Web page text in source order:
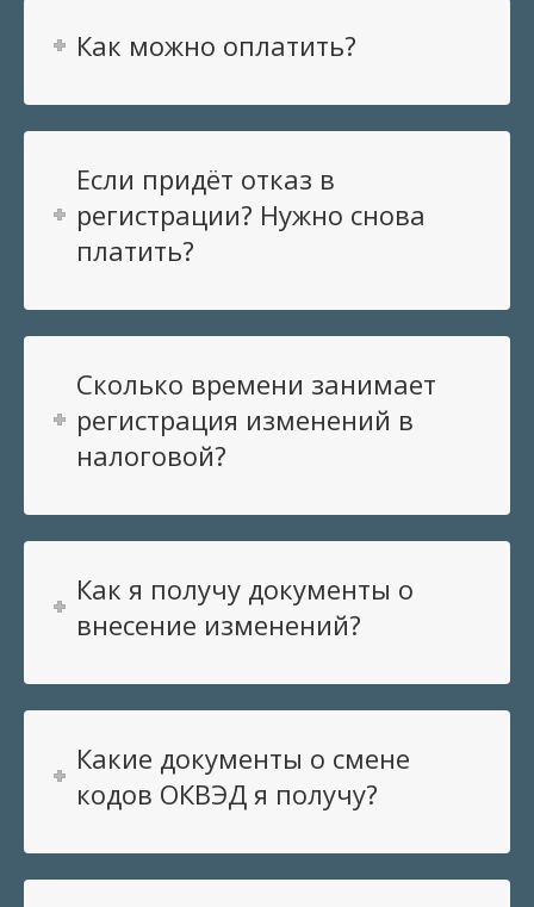
Как можно оплатить?
Если придёт отказ в
регистрации? Нужно снова
платить?
Сколько времени занимает
регистрация изменений в
налоговой?
Как я получу документы о
внесение изменений?
Какие документы о смене
кодов ОКВЭД я получу?